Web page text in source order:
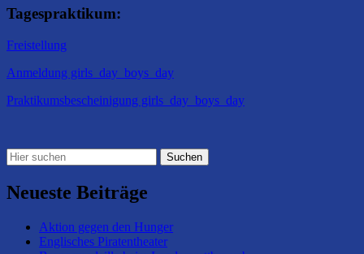
Tagespraktikum:
Freistellung
Anmeldung girls_day_boys_day
Praktikumsbescheinigung girls_day_boys_day
Neueste Beiträge
Aktion gegen den Hunger
Englisches Piratentheater